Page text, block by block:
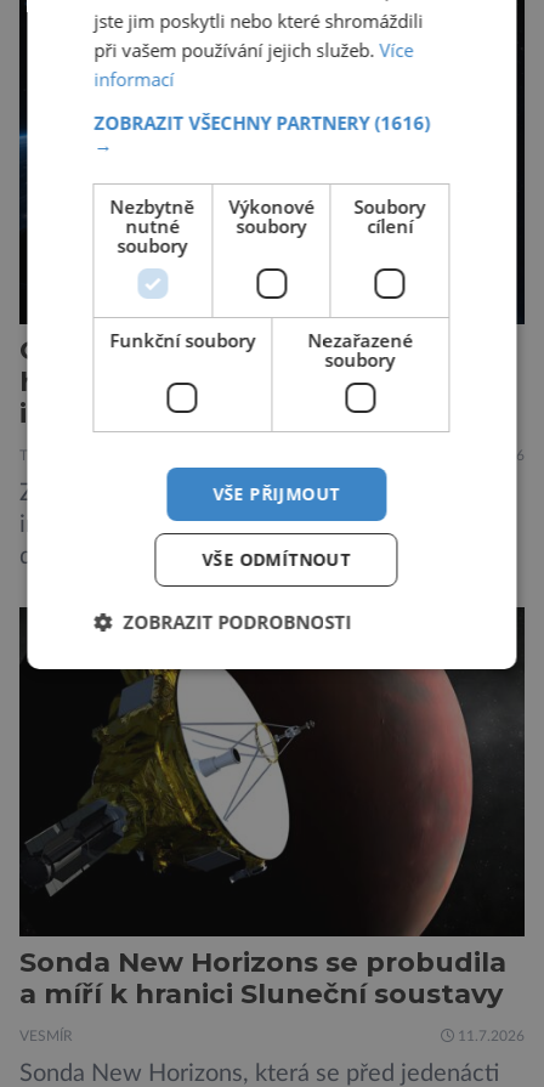
oblaků se snáší kapky kyseliny sírové. Zkrátka,
není to prostředí, ve kterém by příčetný člověk
Odborníci varují před novou
hrozbou poháněnou umělou
inteligencí
19.7.2026
Způsob, jakým způsobem tvůrci umělé
inteligence mění svět ze dne na den, nemá v
dějinách lidstva obdoby. Avšak, zatímco většina
pozornosti se soustředí na chatboty,
generování obrázků nebo automatizaci práce,
méně nápadné riziko. Podle některých
odborníků by už během příštích dvou let mohly
pokročilé systémy AI výrazně usnadnit
kybernetické útoky […]
Sonda New Horizons se probudila
a míří k hranici Sluneční soustavy
VESMÍR 11.7.2026
Sonda New Horizons, která se před jedenácti
jste jim poskytli nebo které shromáždili
při vašem používání jejich služeb.Více
informací
ZOBRAZIT VŠECHNY PARTNERY(1616)
→
Nezbytně
nutné
soubory
Výkonové
soubory
Soubory
cílení
Funkční soubory
Nezařazené
soubory
VŠE PŘIJMOUT
VŠE ODMÍTNOUT
ZOBRAZIT PODROBNOSTI